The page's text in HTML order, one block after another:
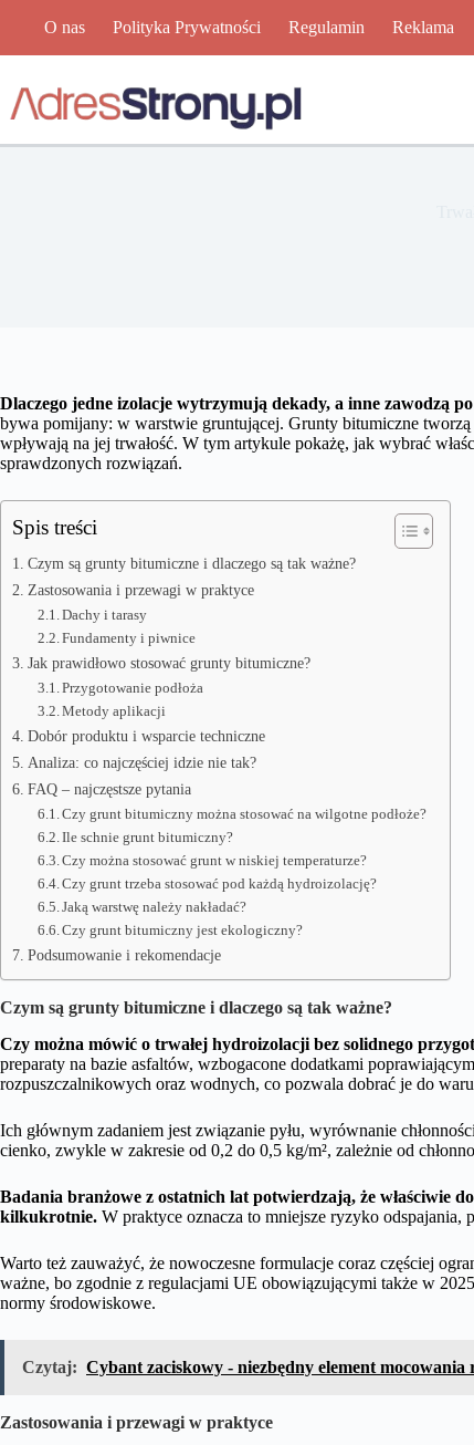
O nas Polityka Prywatności Regulamin Reklama
Dlaczego jedne izolacje wytrzymują dekady, a inne zawodzą
bywa pomijany: w warstwie gruntującej. Grunty bitumiczne
wpływają na jej trwałość. W tym artykule pokażę, jak wybrać
sprawdzonych rozwiązań.
Spis treści
Czym są grunty bitumiczne i dlaczego są tak ważne?
Zastosowania i przewagi w praktyce
Dachy i tarasy
Fundamenty i piwnice
Jak prawidłowo stosować grunty bitumiczne?
Przygotowanie podłoża
Metody aplikacji
Dobór produktu i wsparcie techniczne
Analiza: co najczęściej idzie nie tak?
FAQ – najczęstsze pytania
Czy grunt bitumiczny można stosować na wilgotne podłoże?
Ile schnie grunt bitumiczny?
Czy można stosować grunt w niskiej temperaturze?
Czy grunt trzeba stosować pod każdą hydroizolację?
Jaką warstwę należy nakładać?
Czy grunt bitumiczny jest ekologiczny?
Podsumowanie i rekomendacje
Czym są grunty bitumiczne i dlaczego są tak ważne?
Czy można mówić o trwałej hydroizolacji bez solidnego
preparaty na bazie asfaltów, wzbogacone dodatkami
rozpuszczalnikowych oraz wodnych, co pozwala dobrać je do
Ich głównym zadaniem jest związanie pyłu, wyrównanie
cienko, zwykle w zakresie od 0,2 do 0,5 kg/m², zależnie od
Badania branżowe z ostatnich lat potwierdzają, że właściwie
kilkukrotnie. W praktyce oznacza to mniejsze ryzyko odspajania,
Warto też zauważyć, że nowoczesne formulacje coraz częściej
ważne, bo zgodnie z regulacjami UE obowiązującymi także w
normy środowiskowe.
Czytaj: Cybant zaciskowy - niezbędny element
Zastosowania i przewagi w praktyce